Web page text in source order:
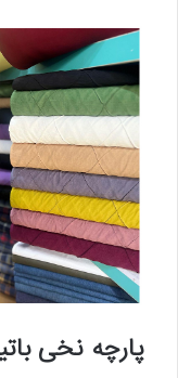
پارچه نخی